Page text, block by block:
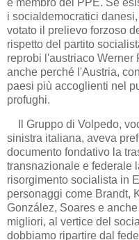
i socialdemocratici
votato il prelievo forzoso
rispetto del partito
reprobi l'austriaco Werner
anche perché l'Austria,
paesi più accoglienti nel
profughi.
Il Gruppo di Volpedo,
sinistra italiana, aveva
documento fondativo la
transnazionale e federale
risorgimento socialista in
personaggi come Brandt,
González, Soares e
migliori, al vertice del
dobbiamo ripartire dal